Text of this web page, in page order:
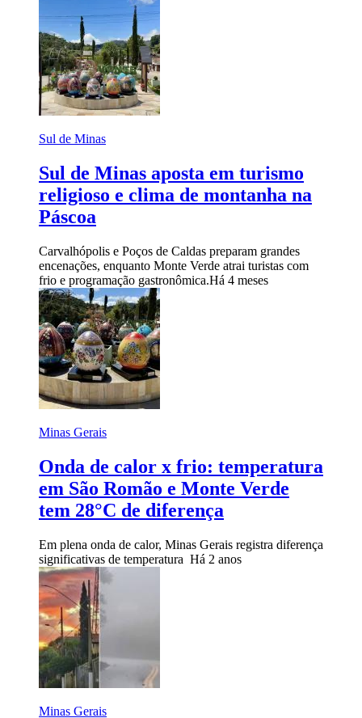
Sul de Minas
Sul de Minas aposta em turismo
religioso e clima de montanha na
Páscoa
Carvalhópolis e Poços de Caldas preparam grandes
encenações, enquanto Monte Verde atrai turistas com
frio e programação gastronômica.Há 4 meses
Minas Gerais
Onda de calor x frio: temperatura
em São Romão e Monte Verde
tem 28°C de diferença
Em plena onda de calor, Minas Gerais registra diferença
significativas de temperatura Há 2 anos
Minas Gerais